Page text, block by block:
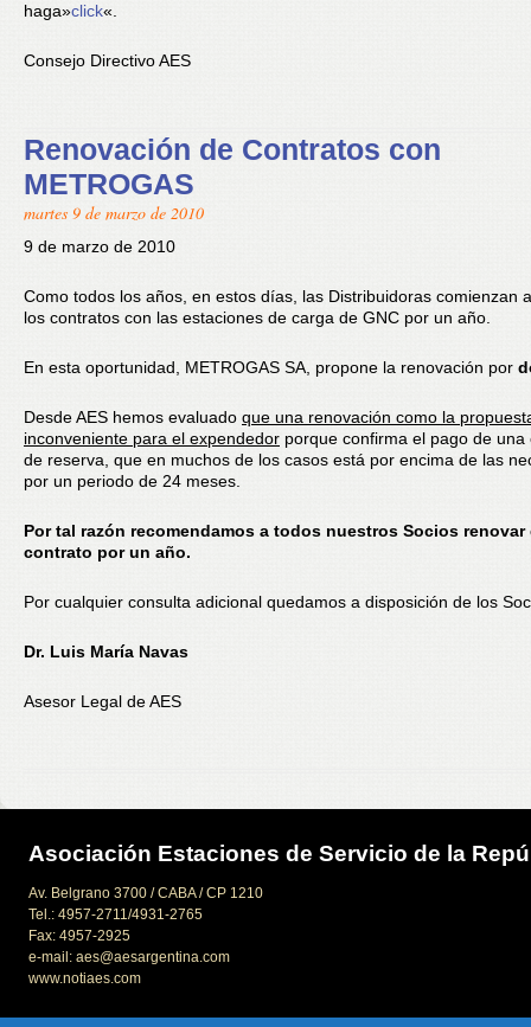
haga»click«.
Consejo Directivo AES
Renovación de Contratos con
METROGAS
martes 9 de marzo de 2010
9 de marzo de 2010
Como todos los años, en estos días, las Distribuidoras comienzan
los contratos con las estaciones de carga de GNC por un año.
En esta oportunidad, METROGAS SA, propone la renovación por
Desde AES hemos evaluado que una renovación como la
inconveniente para el expendedor porque confirma el pago de una
de reserva, que en muchos de los casos está por encima de las
por un periodo de 24 meses.
Por tal razón recomendamos a todos nuestros Socios renovar
contrato por un año.
Por cualquier consulta adicional quedamos a disposición de los
Dr. Luis María Navas
Asesor Legal de AES
Asociación Estaciones de Servicio de la
Av. Belgrano 3700 / CABA / CP 1210
Tel.: 4957-2711/4931-2765
Fax: 4957-2925
e-mail: aes@aesargentina.com
www.notiaes.com